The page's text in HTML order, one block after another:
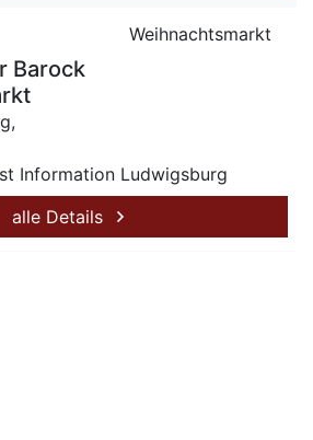
Weihnachtsmarkt
Barock
Information Ludwigsburg
alle Details